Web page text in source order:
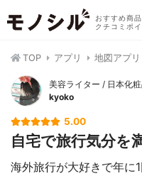
おすすめ商
クチコミポ
TOP アプリ 地図アプリ
美容ライター / 日本化
kyoko
5.00
自宅で旅行気分を
海外旅行が大好きで年に